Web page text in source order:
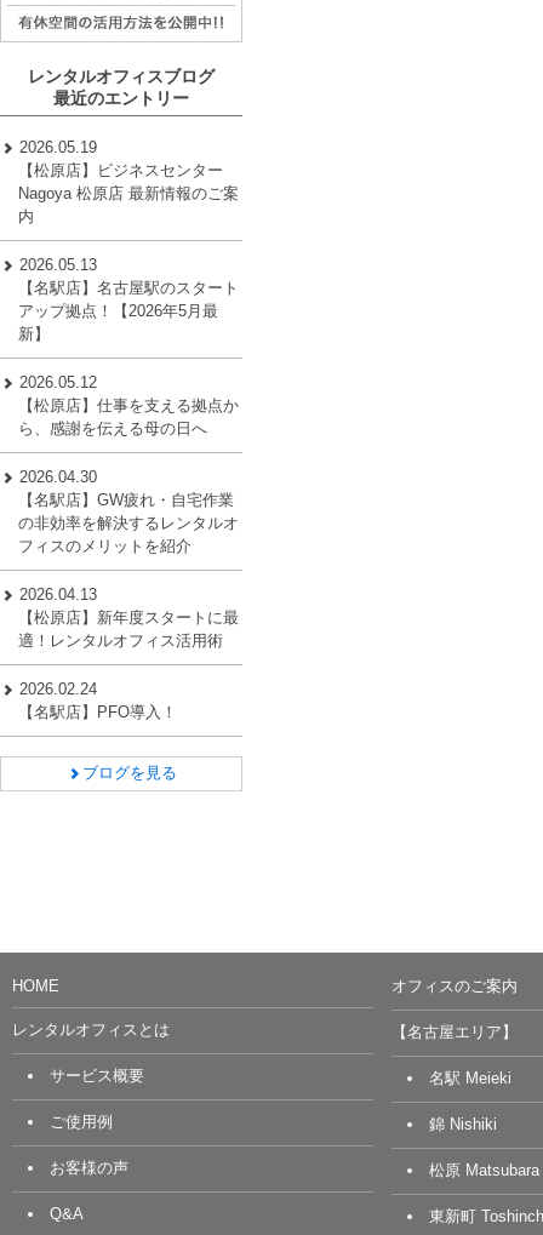
レンタルオフィスブログ
最近のエントリー
2026.05.19
【松原店】ビジネスセンター
Nagoya 松原店 最新情報のご案
内
2026.05.13
【名駅店】名古屋駅のスタート
アップ拠点！【2026年5月最
新】
2026.05.12
【松原店】仕事を支える拠点か
ら、感謝を伝える母の日へ
2026.04.30
【名駅店】GW疲れ・自宅作業
の非効率を解決するレンタルオ
フィスのメリットを紹介
2026.04.13
【松原店】新年度スタートに最
適！レンタルオフィス活用術
2026.02.24
【名駅店】PFO導入！
ブログを見る
HOME
レンタルオフィスとは
サービス概要
ご使用例
お客様の声
Q&A
オフィスのご案内
【名古屋エリア】
名駅 Meieki
錦 Nishiki
松原 Matsubara
東新町